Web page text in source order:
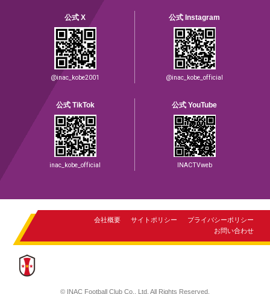
公式 X
@inac_kobe2001
公式 Instagram
@inac_kobe_official
公式 TikTok
inac_kobe_official
公式 YouTube
INACTVweb
会社概要 サイトポリシー
プライバシーポリシー
お問い合わせ
© INAC Football Club Co., Ltd. All Rights Reserved.